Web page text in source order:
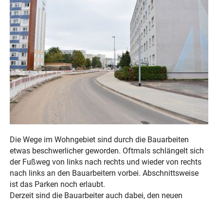
Die Wege im Wohngebiet sind durch die Bauarbeiten
etwas beschwerlicher geworden. Oftmals schlängelt sich
der Fußweg von links nach rechts und wieder von rechts
nach links an den Bauarbeitern vorbei. Abschnittsweise
ist das Parken noch erlaubt.
Derzeit sind die Bauarbeiter auch dabei, den neuen